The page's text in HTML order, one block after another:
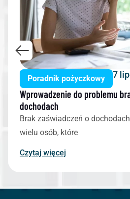
Poradnik pożyczkowy 7
Wprowadzenie do problemu
dochodach
Brak zaświadczeń o
wielu osób, które
Czytaj więcej